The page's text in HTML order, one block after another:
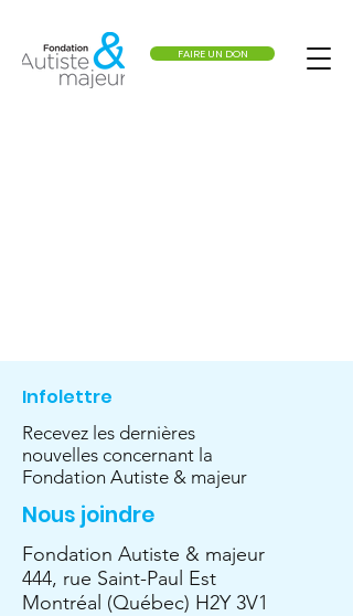
FAIRE UN DON
Infolettre
Recevez les dernières
nouvelles concernant la
Fondation Autiste & majeur
Nous joindre
Fondation Autiste & majeur
444, rue Saint-Paul Est
Montréal (Québec) H2Y 3V1